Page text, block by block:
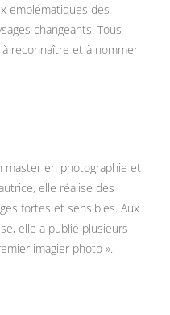
emblématiques des
changeants. Tous
reconnaître et à nommer
master en photographie et
elle réalise des
fortes et sensibles. Aux
elle a publié plusieurs
imagier photo ».